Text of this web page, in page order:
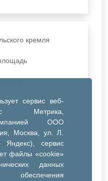
сервис веб-
Метрика,
ООО
Москва, ул. Л.
сервис
файлы «cookie»
данных
кремля